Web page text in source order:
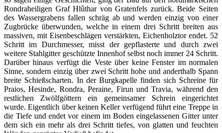
Rondraheiligen Graf Hlûthar von Gratenfels zurück. Beide Seiten
des Wassergrabens fallen schräg ab und werden einzig von einer
Zugbrücke überwunden, welche in einem drei Schritt breiten aus
massiven, mit Eisenbeschlägen verstärkten, Eichenholztor endet. 52
Schritt im Durchmesser, misst der gepflasterte und durch zwei
weitere Stahlgitter geschützte Innenhof selbst noch immer 24 Schritt.
Darüber hinaus verfügt die Veste über keine Fenster im normalen
Sinne, sondern einzig über zwei Schritt hohe und anderthalb Spann
breite Schießscharten. In der Burgkapelle finden sich Schreine für
Praios, Hesinde, Rondra, Peraine, Firun und Travia, während den
restlichen Zwölfgöttern ein gemeinsamer Schrein eingerichtet
wurde. Eigentlich über keinen Keller verfügend führt eine Treppe in
die Tiefe und endet vor einem im Boden eingelassenen Gitter unter
dem sich ein mehr als drei Schritt tiefes, von glatten und feuchten